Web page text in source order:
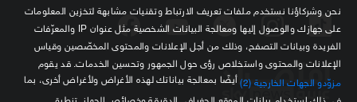
نحن وشركاؤنا نستخدم ملفات تعريف الارتباط وتقنيات مشابهة لتخزين المعلومات
على جهازك والوصول إليها ومعالجة البيانات الشخصية مثل عنوان IP والمعرّفات
الفريدة وبيانات التصفح، وذلك من أجل الإعلانات والمحتوى المخصّصين وقياس
الإعلانات والمحتوى واستخلاص رؤى حول الجمهور وتحسين الخدمات. قد يقوم
مزوّدو الجهات الخارجية (2)
أيضًا بمعالجة بياناتك لهذه الأغراض ولأغراض أخرى، بما
في ذلك استخدام بيانات الموقع الجغرافي الدقيقة وخصائص الجهاز. تنطبق